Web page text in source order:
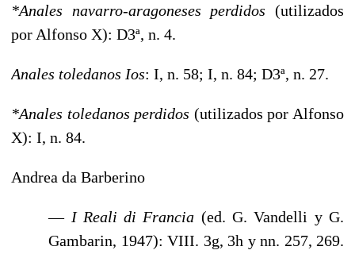
*Anales navarro-aragoneses perdidos (utilizados
por Alfonso X): D3ª, n. 4.
Anales toledanos Ios: I, n. 58; I, n. 84; D3ª, n. 27.
*Anales toledanos perdidos (utilizados por Alfonso
X): I, n. 84.
Andrea da Barberino
— I Reali di Francia (ed. G. Vandelli y G.
Gambarin, 1947): VIII. 3g, 3h y nn. 257, 269.